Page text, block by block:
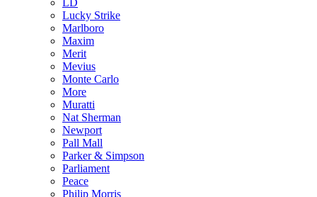
LD
Lucky Strike
Marlboro
Maxim
Merit
Mevius
Monte Carlo
More
Muratti
Nat Sherman
Newport
Pall Mall
Parker & Simpson
Parliament
Peace
Philip Morris